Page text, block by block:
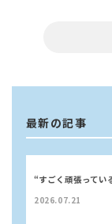
最新の記事
“すごく頑張ってい
2026.07.21